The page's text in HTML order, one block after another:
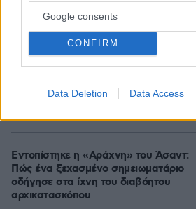
Google consents
CONFIRM
Data Deletion Data Access
Βίντεο: Μεθυσμένη σκότωσε νύφη
λίγες ώρες μετά τον γάμο της και στο
08.08.2026, 09:25 100
Εντοπίστηκε η «Αράχνη» του Άσαντ:
Πώς ένα ξεχασμένο σημειωματάριο
οδήγησε στα ίχνη του διαβόητου
αρχικατασκόπου